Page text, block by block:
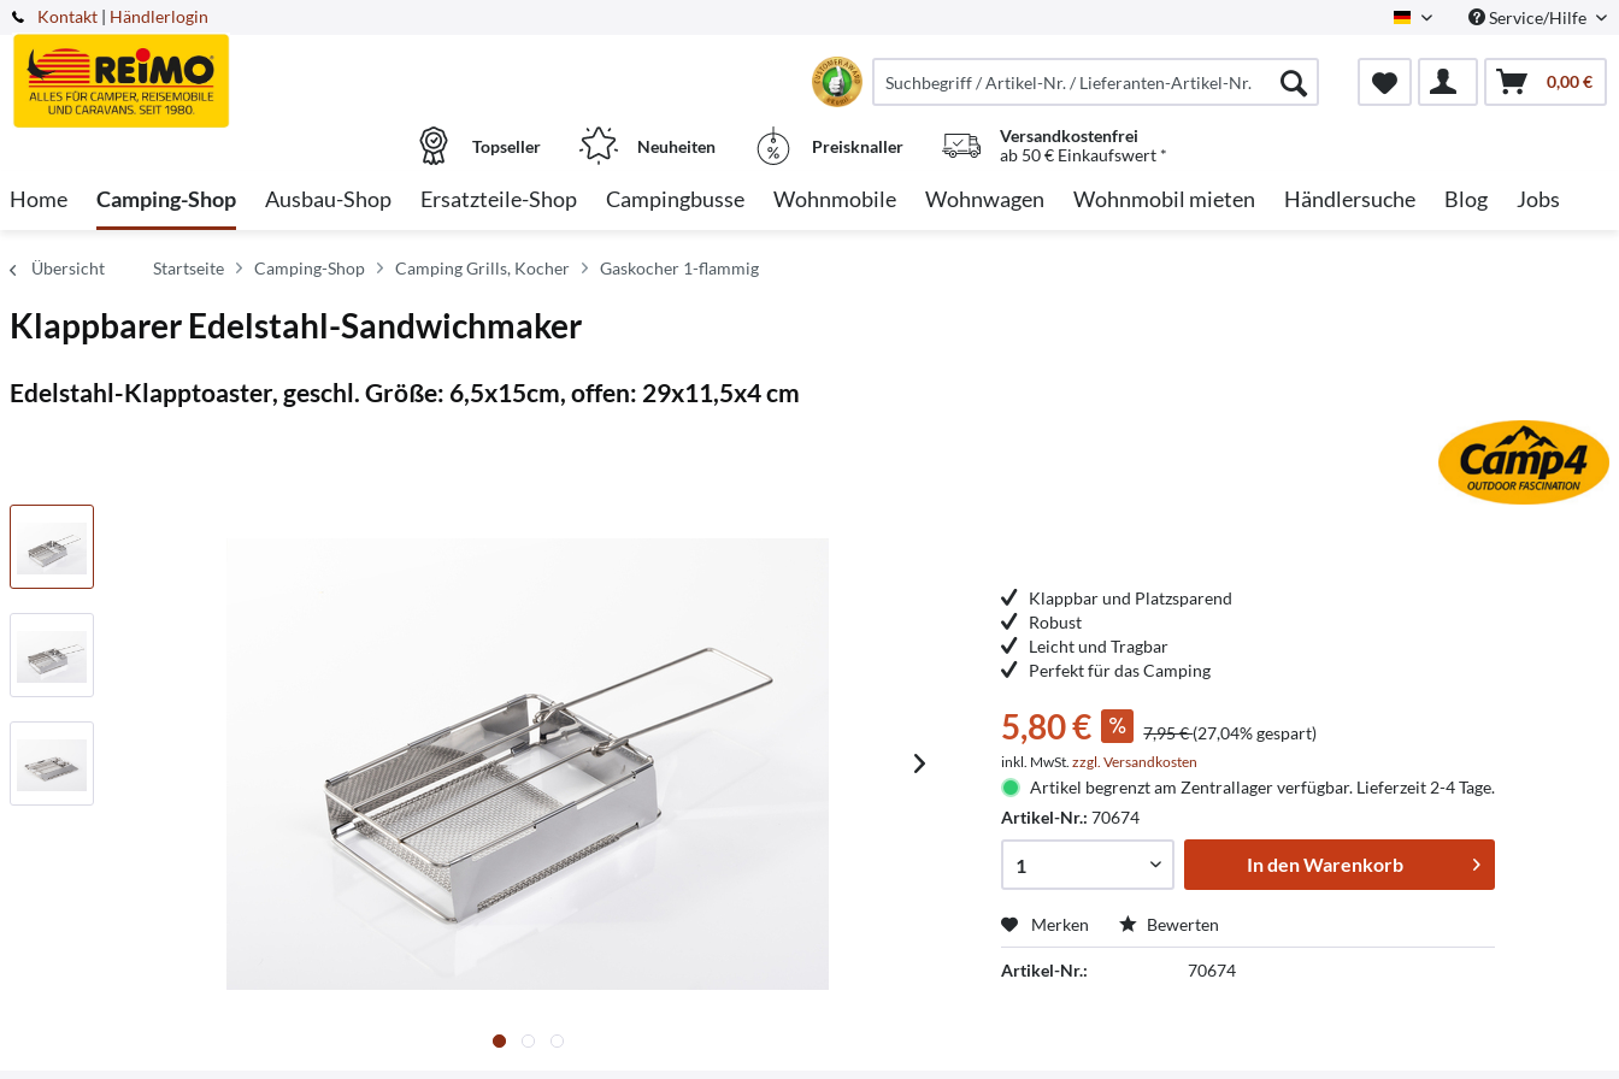
Kontakt German Service/Hilfe
| Händlerlogin
0,00 €
Topseller Neuheiten Preisknaller
Versandkostenfrei
ab 50 € Einkaufswert *
Home Camping-Shop Ausbau-Shop Ersatzteile-Shop Campingbusse Wohnmobile Wohnwagen Wohnmobil mieten Händlersuche Blog Jobs
Übersicht Startseite Camping-Shop Camping Grills, Kocher Gaskocher 1-flammig
Klappbarer Edelstahl-Sandwichmaker
Edelstahl-Klapptoaster, geschl. Größe: 6,5x15cm, offen: 29x11,5x4 cm
Klappbar und Platzsparend
Robust
Leicht und Tragbar
Perfekt für das Camping
5,80 € 7,95 €(27,04% gespart)
inkl. MwSt.zzgl. Versandkosten
Artikel begrenzt am Zentrallager verfügbar. Lieferzeit 2-4 Tage.
Artikel-Nr.:70674
In denWarenkorb
Merken Bewerten
Artikel-Nr.: 70674